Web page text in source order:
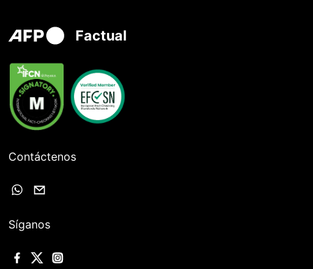
Factual
Contáctenos
Síganos